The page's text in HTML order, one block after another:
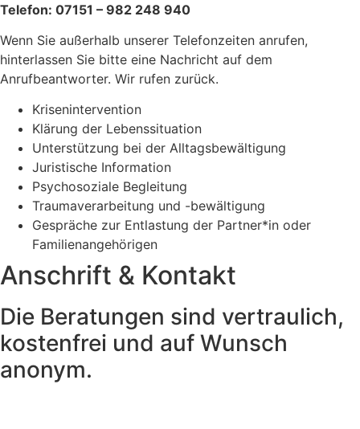
Telefon: 07151 – 982 248 940
Wenn Sie außerhalb unserer Telefonzeiten anrufen,
hinterlassen Sie bitte eine Nachricht auf dem
Anrufbeantworter. Wir rufen zurück.
Krisenintervention
Klärung der Lebenssituation
Unterstützung bei der Alltagsbewältigung
Juristische Information
Psychosoziale Begleitung
Traumaverarbeitung und -bewältigung
Gespräche zur Entlastung der Partner*in oder
Familienangehörigen
Anschrift & Kontakt
Die Beratungen sind vertraulich,
kostenfrei und auf Wunsch
anonym.